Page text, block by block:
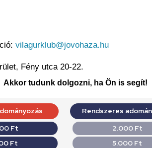
vilagurklub@jovohaza.hu
Fény utca 20-22.
Akkor tudunk dolgozni, ha Ön is segít!